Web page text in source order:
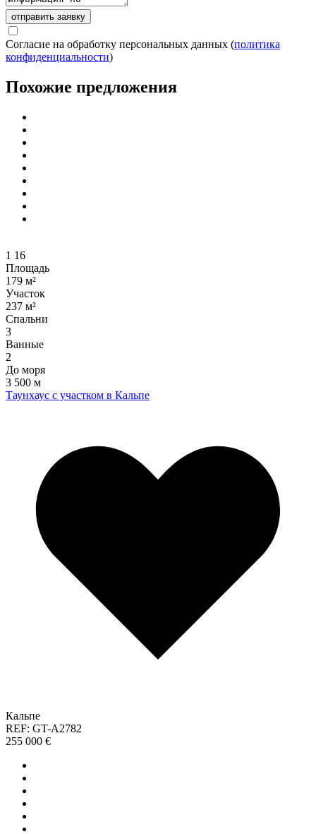
отправить заявку
Согласие на обработку персональных данных (политика
конфиденциальности)
Похожие предложения
1 16
Площадь
179 м²
Участок
237 м²
Спальни
3
Ванные
2
До моря
3 500 м
Таунхаус с участком в Кальпе
Кальпе
REF: GT-A2782
255 000 €